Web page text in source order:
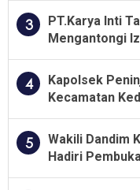
3
PT.Karya Inti
Mengantongi
Menjalankan
4
Kapolsek
Kecamatan
Lahan
5
Wakili Dandim
Hadiri
Jawa Tengah